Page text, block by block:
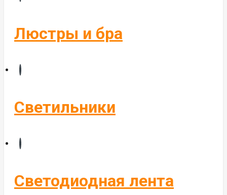
Управление светом
Люстры и бра
Светильники
Светодиодная лента